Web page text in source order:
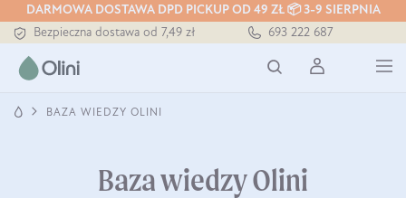
DARMOWA DOSTAWA DPD PICKUP OD 49 ZŁ 📦 3-9 SIERPNIA
Bezpieczna dostawa od 7,49 zł
Darmowa dostawa od 199 zł
693 222 687
BAZA WIEDZY OLINI
Baza wiedzy Olini